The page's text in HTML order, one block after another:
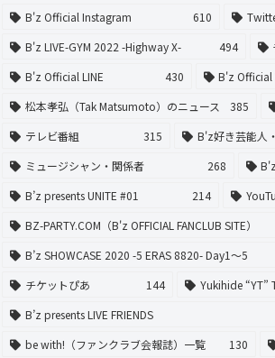
B'z Official Instagram
610
B'z LIVE-GYM 2022 -Highway X-
494
B'z Official LINE
430 B'z Official
松本孝弘（Tak Matsumoto）のニュース
385
テレビ番組
315 B'z好き芸能人
ミュージシャン・関係者
268
B’z presents UNITE #01
214
BZ-PARTY.COM（B'z OFFICIAL FANCLUB SITE）
B’z SHOWCASE 2020 -5 ERAS 8820- Day1〜5
チケットぴあ
144 Yukihide “YT”
B’z presents LIVE FRIENDS
be with!（ファンクラブ会報誌）一覧
130